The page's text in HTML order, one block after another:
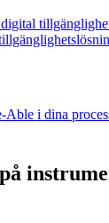
Able i dina